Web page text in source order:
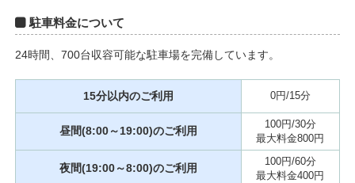
駐車料金について
24時間、700台収容可能な駐車場を完備しています。
15分以内のご利用 0円/15分
昼間(8:00～19:00)のご利用
100円/30分
最大料金800円
夜間(19:00～8:00)のご利用
100円/60分
最大料金400円